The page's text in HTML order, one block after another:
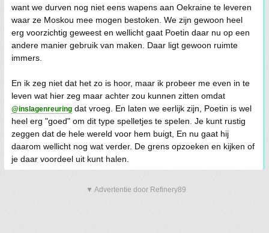
want we durven nog niet eens wapens aan Oekraine te leveren
waar ze Moskou mee mogen bestoken. We zijn gewoon heel
erg voorzichtig geweest en wellicht gaat Poetin daar nu op een
andere manier gebruik van maken. Daar ligt gewoon ruimte
immers.
En ik zeg niet dat het zo is hoor, maar ik probeer me even in te
leven wat hier zeg maar achter zou kunnen zitten omdat
@inslagenreuring dat vroeg. En laten we eerlijk zijn, Poetin is wel
heel erg "goed" om dit type spelletjes te spelen. Je kunt rustig
zeggen dat de hele wereld voor hem buigt, En nu gaat hij
daarom wellicht nog wat verder. De grens opzoeken en kijken of
je daar voordeel uit kunt halen.
▼ Advertentie door Refinery89